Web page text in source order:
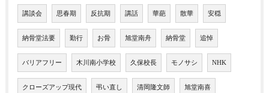
講談会 思春期 反抗期 講話 華葩 散華 安穏
納骨堂法要 勤行 お骨 旭堂南舟 納骨堂 追悼
バリアフリー 木川南小学校 久保校長 モノサシ NHK
クローズアップ現代 弔い直し 清岡隆文師 旭堂南喜